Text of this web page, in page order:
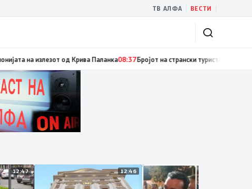
ТВ АЛФА ВЕСТИ
многу висок FWI08:37Гори ниска вегетација, дрва и пченка во Горно
12:47 12:46